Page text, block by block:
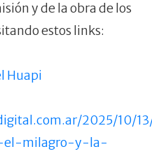
y de la obra de los
estos links:
Huapi
2025/10/
el-milagro-y-la-